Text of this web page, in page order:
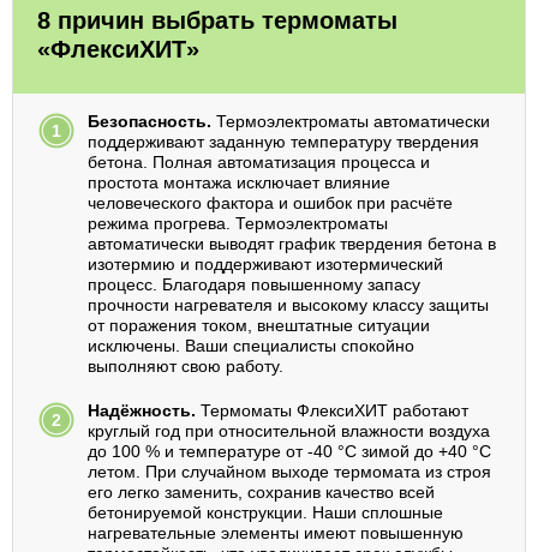
8 причин выбрать термоматы
«ФлексиХИТ»
Безопасность. Термоэлектроматы автоматически
поддерживают заданную температуру твердения
бетона. Полная автоматизация процесса и
простота монтажа исключает влияние
человеческого фактора и ошибок при расчёте
режима прогрева. Термоэлектроматы
автоматически выводят график твердения бетона в
изотермию и поддерживают изотермический
процесс. Благодаря повышенному запасу
прочности нагревателя и высокому классу защиты
от поражения током, внештатные ситуации
исключены. Ваши специалисты спокойно
выполняют свою работу.
Надёжность. Термоматы ФлексиХИТ работают
круглый год при относительной влажности воздуха
до 100 % и температуре от -40 °С зимой до +40 °С
летом. При случайном выходе термомата из строя
его легко заменить, сохранив качество всей
бетонируемой конструкции. Наши сплошные
нагревательные элементы имеют повышенную